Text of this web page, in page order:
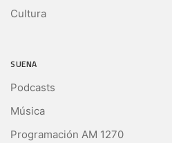
Cultura
SUENA
Podcasts
Música
Programación AM 1270